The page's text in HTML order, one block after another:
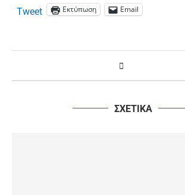
Tweet Εκτύπωση Email
ΣΧΕΤΙΚΑ